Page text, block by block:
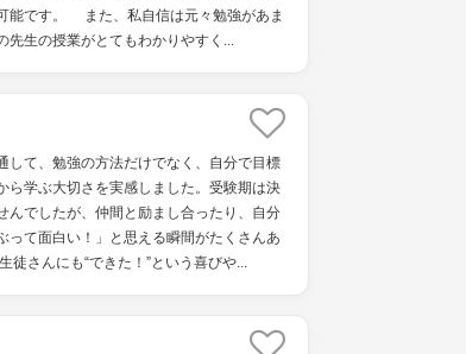
能です。 また、私自信は元々勉強があま
先生の授業がとてもわかりやすく...
して、勉強の方法だけでなく、自分で目標
ら学ぶ大切さを実感しました。受験期は決
んでしたが、仲間と励まし合ったり、自分
って面白い！」と思える瞬間がたくさんあ
徒さんにも“できた！”という喜びや...